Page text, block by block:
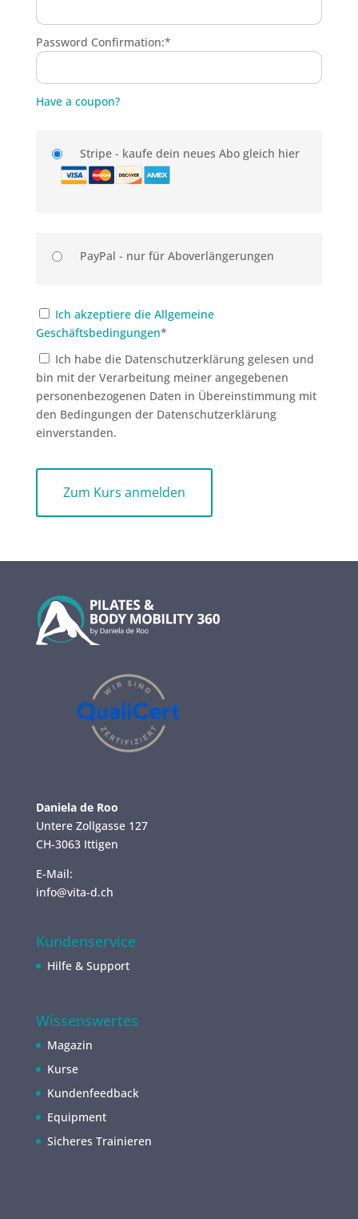
Password Confirmation:*
Have a coupon?
Stripe - kaufe dein neues Abo gleich hier
PayPal - nur für Aboverlängerungen
Ich akzeptiere die Allgemeine
Geschäftsbedingungen*
bin mit der Verarbeitung meiner angegebenen
personenbezogenen Daten in Übereinstimmung mit
den Bedingungen der Datenschutzerklärung
einverstanden.
Daniela de Roo
Untere Zollgasse 127
CH-3063 Ittigen
E-Mail:
info@vita-d.ch
Kundenservice
Hilfe & Support
Wissenswertes
Magazin
Kurse
Kundenfeedback
Equipment
Sicheres Trainieren